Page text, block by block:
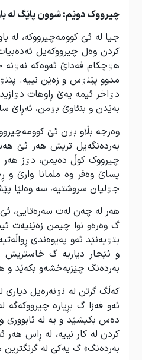
چیرووک دوێم: شوون پاێگ لە
جیا لە ئێ کوومەچیرووکە، لە
کردن وەل چیرووکەیل
هۊچکام فەداێ ئەوەکە
مدوو پێنۊس و زەێن نییە.
دۊاخر ئیمە یەێ ڕاوهات
بەێدن و بن‫ئاوێ بۊمن، ئەڕاێ
وەرجە بڵاو بۊن ئێ
بەردەنگەیل تریش هەر ئێ
چیرووک کوڵ دەیمن، دۊز
پساێ وەفر وە ملمانا وارێ
جۊلیان سروشتیە، سە وەلێا
هەر لە چەن لەت سەرەتایی، ئێ
گ وەرەو نوا چیمن زەێنیەت
بتۊیەنێد ئەو پەیوەندی
و ئێجار دیاریە گ خاستریش
بەردەنگ چێزبەخشەو بکەێد و
کەڵگ گرتن لە نۊنەرەیل
ئەو فەزا گ بڕیارە
دەس بکیشێد و یە لە ئابووری
کردن لە کار نییە، لە ڕاس
بەردەنگ» گ یەکێ لە